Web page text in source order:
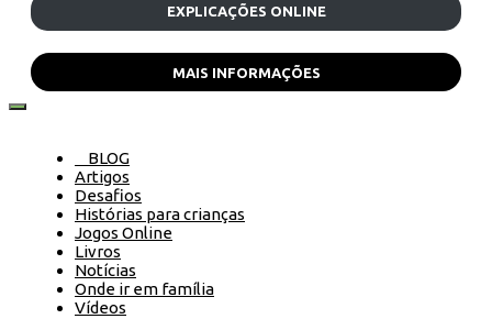
EXPLICAÇÕES ONLINE
MAIS INFORMAÇÕES
BLOG
Artigos
Desafios
Histórias para crianças
Jogos Online
Livros
Notícias
Onde ir em família
Vídeos